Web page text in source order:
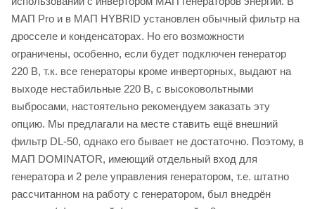
МАП Pro и в МАП HYBRID установлен обычный фильтр на
дросселе и конденсаторах. Но его возможности
ограничены, особенно, если будет подключен генератор
220 В, т.к. все генераторы кроме инверторных, выдают на
выходе нестабильные 220 В, с высоковольтными
выбросами, настоятельно рекомендуем заказать эту
опцию. Мы предлагали на месте ставить ещё внешний
фильтр DL-50, однако его бывает не достаточно. Поэтому, в
МАП DOMINATOR, имеющий отдельный вход для
генератора и 2 реле управления генератором, т.е. штатно
рассчитанном на работу с генератором, был внедрён